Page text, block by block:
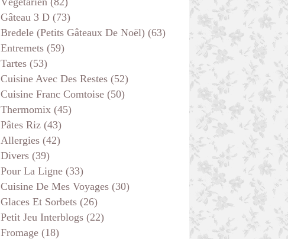
Gâteau 3 D (73)
Bredele (petits Gâteaux De Noël) (63)
Entremets (59)
Tartes (53)
Cuisine Avec Des Restes (52)
Cuisine Franc Comtoise (50)
Thermomix (45)
Pâtes Riz (43)
Allergies (42)
Divers (39)
Pour La Ligne (33)
Cuisine De Mes Voyages (30)
Glaces Et Sorbets (26)
Petit Jeu Interblogs (22)
Fromage (18)